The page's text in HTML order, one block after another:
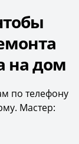
на дом
по телефону
Мастер: